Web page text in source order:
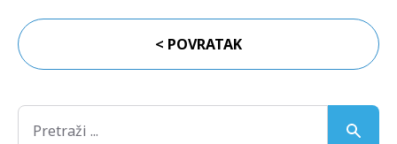
< POVRATAK